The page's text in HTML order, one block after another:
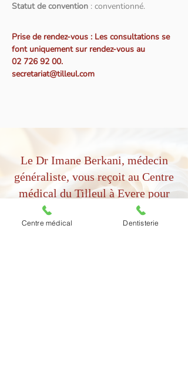
Statut de convention : conventionné.
Prise de rendez-vous : Les consultations se
font uniquement sur rendez-vous au
02 726 92 00.
secretariat@tilleul.com
Le Dr Imane Berkani, médecin
généraliste, vous reçoit au Centre
médical du Tilleul à Evere pour
vos consultations. Prenez rendez-
Centre médical Dentisterie